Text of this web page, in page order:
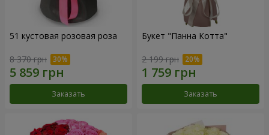
51 кустовая розовая роза
8 370 грн
Заказать
Букет "Панна Котта"
2 199 грн
Заказать